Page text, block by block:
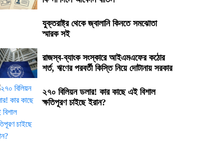
যুক্তরাষ্ট্র থেকে জ্বালানি কিনতে সমঝোতা
স্মারক সই
রাজস্ব-ব্যাংক সংস্কারে আইএমএফের কঠোর
শর্ত, ঋণের পরবর্তী কিস্তি নিয়ে দোটানায় সরকার
২৭০ বিলিয়ন ডলার! কার কাছে এই বিশাল
ক্ষতিপূরণ চাইছে ইরান?